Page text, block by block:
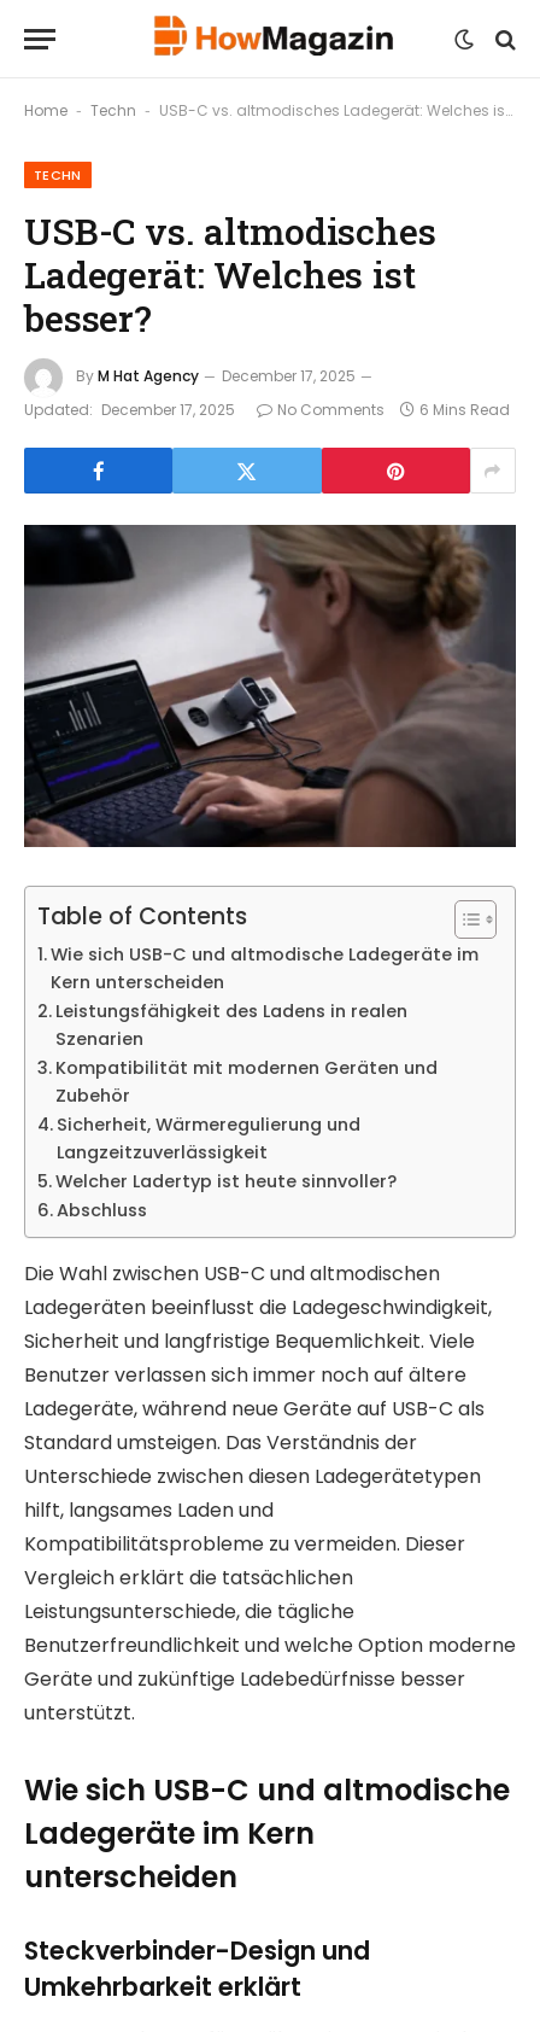
Home - Techn - USB-C vs. altmodisches Ladegerät: Welches ist besser?
TECHN
USB-C vs. altmodisches
Ladegerät: Welches ist
besser?
ByM Hat Agency
December 17, 2025
Updated: December 17, 2025 No Comments 6 Mins Read
Table of Contents
Wie sich USB-C und altmodische Ladegeräte im
Kern unterscheiden
Leistungsfähigkeit des Ladens in realen
Szenarien
Kompatibilität mit modernen Geräten und
Zubehör
Sicherheit, Wärmeregulierung und
Langzeitzuverlässigkeit
Welcher Ladertyp ist heute sinnvoller?
Abschluss
Die Wahl zwischen USB-C und altmodischen
Ladegeräten beeinflusst die Ladegeschwindigkeit,
Sicherheit und langfristige Bequemlichkeit. Viele
Benutzer verlassen sich immer noch auf ältere
Ladegeräte, während neue Geräte auf USB-C als
Standard umsteigen. Das Verständnis der
Unterschiede zwischen diesen Ladegerätetypen
hilft, langsames Laden und
Kompatibilitätsprobleme zu vermeiden. Dieser
Vergleich erklärt die tatsächlichen
Leistungsunterschiede, die tägliche
Benutzerfreundlichkeit und welche Option moderne
Geräte und zukünftige Ladebedürfnisse besser
unterstützt.
Wie sich USB-C und altmodische
Ladegeräte im Kern
unterscheiden
Steckverbinder-Design und
Umkehrbarkeit erklärt